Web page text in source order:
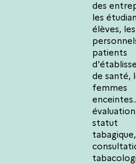
des
les
élèves, les
patients
de santé,
femmes
statut
tabagique,